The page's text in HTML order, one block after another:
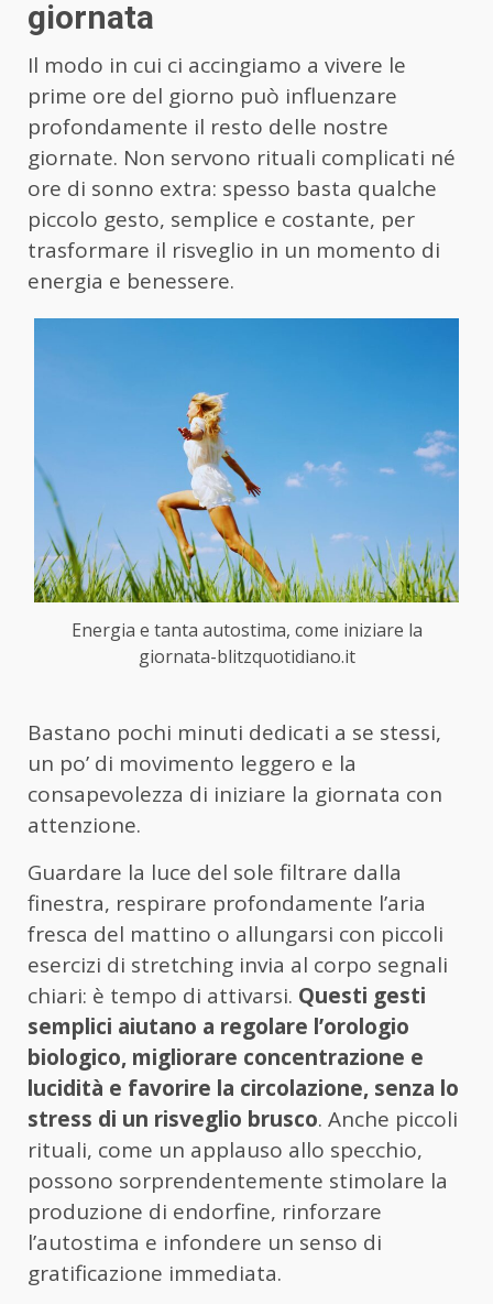
giornata
Il modo in cui ci accingiamo a vivere le
prime ore del giorno può influenzare
profondamente il resto delle nostre
giornate. Non servono rituali complicati né
ore di sonno extra: spesso basta qualche
piccolo gesto, semplice e costante, per
trasformare il risveglio in un momento di
energia e benessere.
Energia e tanta autostima, come iniziare la
giornata-blitzquotidiano.it
Bastano pochi minuti dedicati a se stessi,
un po’ di movimento leggero e la
consapevolezza di iniziare la giornata con
attenzione.
Guardare la luce del sole filtrare dalla
finestra, respirare profondamente l’aria
fresca del mattino o allungarsi con piccoli
esercizi di stretching invia al corpo segnali
chiari: è tempo di attivarsi. Questi gesti
semplici aiutano a regolare l’orologio
biologico, migliorare concentrazione e
lucidità e favorire la circolazione, senza lo
stress di un risveglio brusco. Anche piccoli
rituali, come un applauso allo specchio,
possono sorprendentemente stimolare la
produzione di endorfine, rinforzare
l’autostima e infondere un senso di
gratificazione immediata.